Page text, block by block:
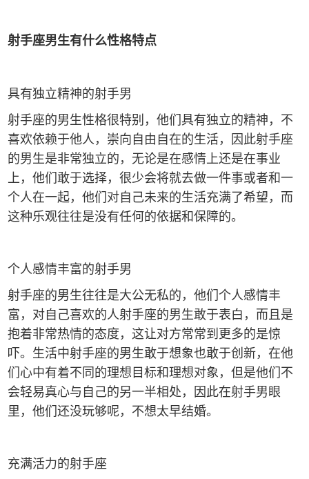
射手座男生有什么性格特点
具有独立精神的射手男
射手座的男生性格很特别，他们具有独立的精神，不
喜欢依赖于他人，崇向自由自在的生活，因此射手座
的男生是非常独立的，无论是在感情上还是在事业
上，他们敢于选择，很少会将就去做一件事或者和一
个人在一起，他们对自己未来的生活充满了希望，而
这种乐观往往是没有任何的依据和保障的。
个人感情丰富的射手男
射手座的男生往往是大公无私的，他们个人感情丰
富，对自己喜欢的人射手座的男生敢于表白，而且是
抱着非常热情的态度，这让对方常常到更多的是惊
吓。生活中射手座的男生敢于想象也敢于创新，在他
们心中有着不同的理想目标和理想对象，但是他们不
会轻易真心与自己的另一半相处，因此在射手男眼
里，他们还没玩够呢，不想太早结婚。
充满活力的射手座